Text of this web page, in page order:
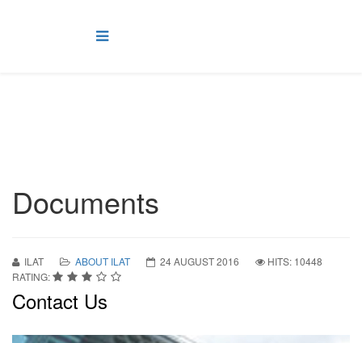
Documents
ILAT ABOUT ILAT 24 AUGUST 2016
HITS: 10448
RATING:
Contact Us